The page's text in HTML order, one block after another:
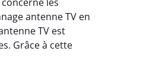
les
antenne TV en
TV est
Grâce à cette